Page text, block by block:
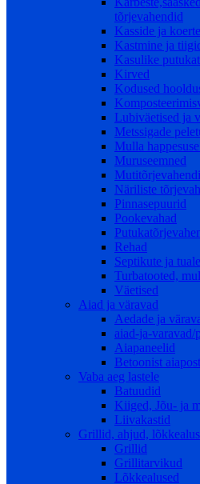
tõrjevahendid
Kasside ja
Kastmine ja
Kasulike
Kirved
Kodused
Lubiväetised ja
Metssigade
Mulla
Muruseemned
Näriliste
Pinnasepuurid
Pookevahad
Rehad
Septikute ja
Turbatooted,
Väetised
Aiad ja väravad
Aedade ja
aiad-ja-
Aiapaneelid
Betoonist
Vaba aeg lastele
Batuudid
Kiiged, Jõu- ja
Liivakastid
Grillid, ahjud,
Grillid
Grillitarvikud
Lõkkealused